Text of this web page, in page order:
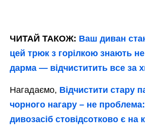
ЧИТАЙ ТАКОЖ: Ваш диван
цей трюк з горілкою знають
дарма — відчиститить все за
Нагадаємо, Відчистити стару
чорного нагару – не
дивозасіб стовідсотково є на